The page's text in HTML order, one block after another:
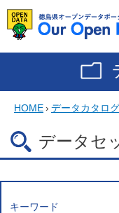
HOME› データカタログ
データセ
キーワード